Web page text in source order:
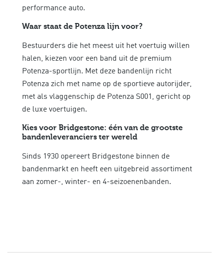
performance auto.
Waar staat de Potenza lijn voor?
Bestuurders die het meest uit het voertuig willen
halen, kiezen voor een band uit de premium
Potenza-sportlijn. Met deze bandenlijn richt
Potenza zich met name op de sportieve autorijder,
met als vlaggenschip de Potenza S001, gericht op
de luxe voertuigen.
Kies voor Bridgestone: één van de grootste
bandenleveranciers ter wereld
Sinds 1930 opereert Bridgestone binnen de
bandenmarkt en heeft een uitgebreid assortiment
aan zomer-, winter- en 4-seizoenenbanden.